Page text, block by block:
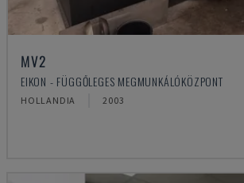
MV2
EIKON - FÜGGŐLEGES MEGMUNKÁLÓKÖZPONT
HOLLANDIA 2003